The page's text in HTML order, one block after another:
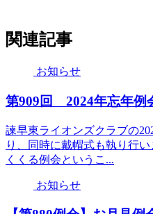
関連記事
お知らせ
第909回 2024年忘年例
諫早東ライオンズクラブの
り、同時に戴帽式も執り行
くくる例会というこ...
お知らせ